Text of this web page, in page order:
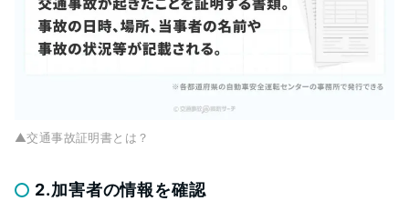
▲交通事故証明書とは？
2.加害者の情報を確認